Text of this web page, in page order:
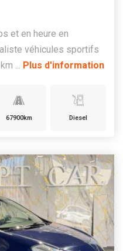
et en heure en
véhicules sportifs
... Plus d'information
67900km Diesel